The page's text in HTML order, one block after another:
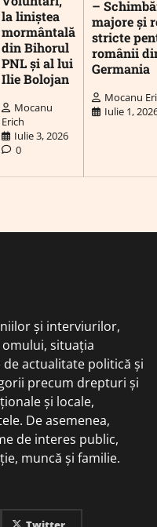
la liniștea
mormântală
din Bihorul
PNL și al lui
Ilie Bolojan
Mocanu
Erich
Iulie 3, 2026
0
–
majore și
stricte
românii
Germania
Mocanu
Iulie 1,
și interviurilor,
situația
actualitate politică și
precum drepturi și
și locale,
De asemenea,
de interes public,
muncă și familie.